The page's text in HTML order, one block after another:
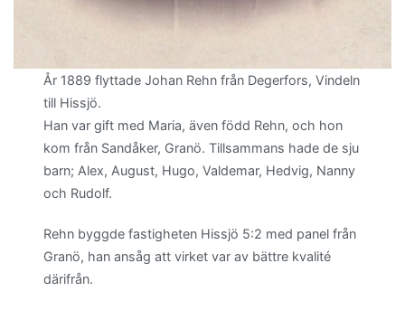
År 1889 flyttade Johan Rehn från Degerfors, Vindeln
till Hissjö.
Han var gift med Maria, även född Rehn, och hon
kom från Sandåker, Granö. Tillsammans hade de sju
barn; Alex, August, Hugo, Valdemar, Hedvig, Nanny
och Rudolf.
Rehn byggde fastigheten Hissjö 5:2 med panel från
Granö, han ansåg att virket var av bättre kvalité
därifrån.